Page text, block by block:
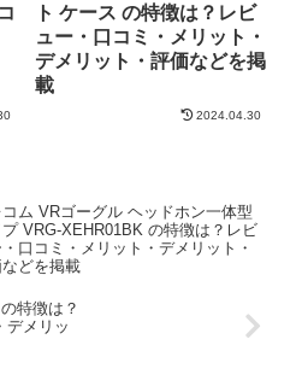
ト ケース の特徴は？レビ
ュー・口コミ・メリット・
デメリット・評価などを掲
載
2024.04.30
コム VRゴーグル ヘッドホン一体型
プ VRG-XEHR01BK の特徴は？レビ
・口コミ・メリット・デメリット・
どを掲載
特徴は？
デメリッ